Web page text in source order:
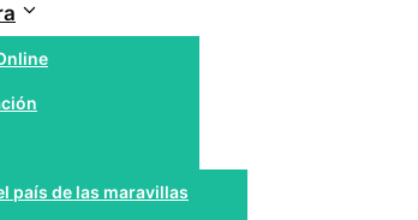
país de las maravillas